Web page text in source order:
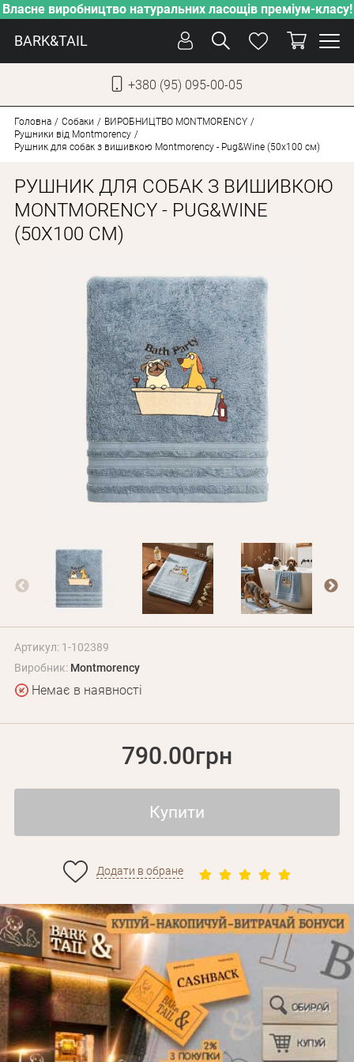
Власне виробництво натуральних ласощів преміум-класу!
BARK&TAIL
+380 (95) 095-00-05
ПІКЛУВАННЯ
ВІД СПЕКИ
ВЛАСНЕ ВИРОБНИЦТВО
АКЦІЇ
ДЛЯ КОТІВ
Оплата і доставка
Програма лояльності
Про Нас
Оптовим клієнтам
Контакти
+380 (95) 095-00-05
Головна Собаки
ВИРОБНИЦТВО MONTMORENCY
Рушники від Montmorency
Рушник для собак з вишивкою Montmorency - Pug&Wine (50х100 см)
РУШНИК ДЛЯ СОБАК З ВИШИВКОЮ
MONTMORENCY - PUG&WINE
(50Х100 СМ)
Артикул: 1-102389
Виробник: Montmorency
Немає в наявності
790.00грн
Купити
Додати в обране